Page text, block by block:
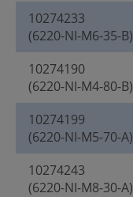
10274233
(6220-NI-M6-35-B)
10274190
(6220-NI-M4-80-B)
10274199
(6220-NI-M5-70-A)
10274243
(6220-NI-M8-30-A)